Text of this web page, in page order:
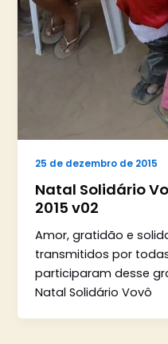
25 de dezembro de 2015
Natal Solidário
2015 v02
Amor, gratidão e
transmitidos por
participaram desse
Natal Solidário Vovô